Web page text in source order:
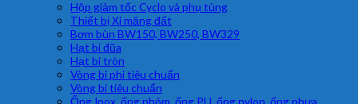
Hộp giảm tốc Cyclo và phụ tùng
Thiết bị Xi măng đất
Bơm bùn BW150, BW250, BW329
Hạt bi đũa
Hạt bi tròn
Vòng bi phi tiêu chuẩn
Vòng bi tiêu chuẩn